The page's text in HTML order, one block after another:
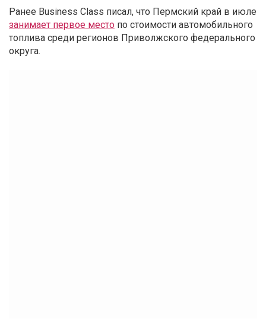
Ранее Business Class писал, что Пермский край в июле
занимает первое место по стоимости автомобильного
топлива среди регионов Приволжского федерального
округа.